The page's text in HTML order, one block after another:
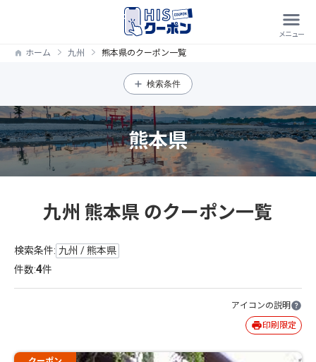
ホーム 九州 熊本県のクーポン一覧
検索条件
熊本県
九州 熊本県 のクーポン一覧
検索条件: 九州 / 熊本県
件数:4件
アイコンの説明
印刷限定